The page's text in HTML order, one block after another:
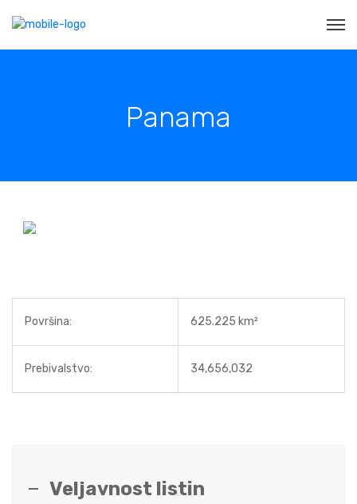
Panama
Površina: 625.225 km²
Prebivalstvo: 34,656,032
Veljavnost listin